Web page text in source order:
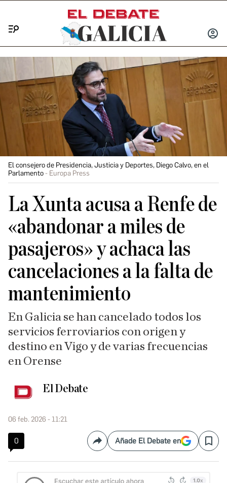
INICIAR
El consejero de Presidencia, Justicia y Deportes, Diego Calvo, en el
Parlamento
Europa Press
La Xunta acusa a Renfe de
«abandonar a miles de
pasajeros» y achaca las
cancelaciones a la falta de
mantenimiento
En Galicia se han cancelado todos los
servicios ferroviarios con origen y
destino en Vigo y de varias frecuencias
en Orense
El Debate
06 feb. 2026 - 11:21
0 CompartirAñade El Debate en Save